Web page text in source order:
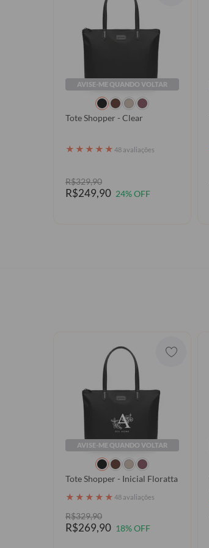
AVISE-ME QUANDO VOLTAR
Tote Shopper - Clear
★ ★ ★ ★ ★ 48 avaliações
R$329,90
R$249,90 24% OFF
AVISE-ME QUANDO VOLTAR
Tote Shopper - Inicial Floratta
★ ★ ★ ★ ★ 48 avaliações
R$329,90
R$269,90 18% OFF